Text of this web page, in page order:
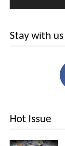
Stay with us
Hot Issue